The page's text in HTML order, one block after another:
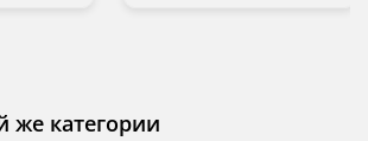
же категории